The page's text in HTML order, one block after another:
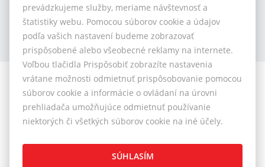
© 2026 - 1.BCR s.r.o.
Sliačska 10235/1D, Bratislava 83102, Tel.: +421 901 789
818 , Mobil: +421 901 789 818 , E-mail: info@1bcr.sk
Všeobecné obchodné podmienky
prevádzkujeme služby, meriame návštevnosť a
štatistiky webu. Pomocou súborov cookie a údajov
podľa vašich nastavení budeme zobrazovať
prispôsobené alebo všeobecné reklamy na internete.
Voľbou tlačidla Prispôsobiť zobrazíte nastavenia
vrátane možnosti odmietnuť prispôsobovanie pomocou
súborov cookie a informácie o ovládaní na úrovni
prehliadača umožňujúce odmietnuť používanie
niektorých či všetkých súborov cookie na iné účely.
SÚHLASÍM